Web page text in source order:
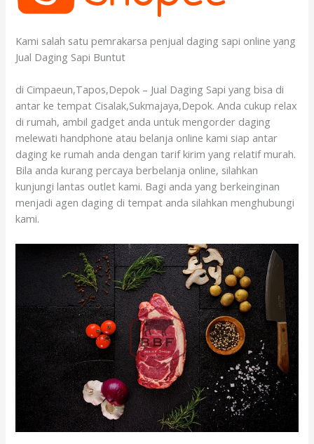
Kami salah satu pemrakarsa penjual daging sapi online yang
Jual Daging Sapi Buntut
di Cimpaeun,Tapos,Depok – Jual Daging Sapi yang bisa di
antar ke tempat Cisalak,Sukmajaya,Depok. Anda cukup relax
di rumah, ambil gadget anda untuk mengorder daging
melewati handphone atau belanja online kami siap antar
daging ke rumah anda dengan tarif kirim yang relatif murah.
Bila anda kurang percaya berbelanja online, silahkan
kunjungi lantas outlet kami. Bagi anda yang berkeinginan
menjadi agen daging di tempat anda silahkan menghubungi
kami.